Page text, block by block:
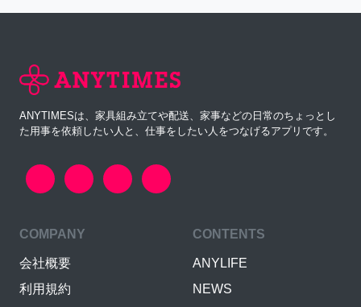
ANYTIMESは、家具組み立てや配送、家事などの日常のちょっとし
た用事を依頼したい人と、仕事をしたい人をつなげるアプリです。
COMPANY
会社概要
利用規約
CONTENTS
ANYLIFE
NEWS